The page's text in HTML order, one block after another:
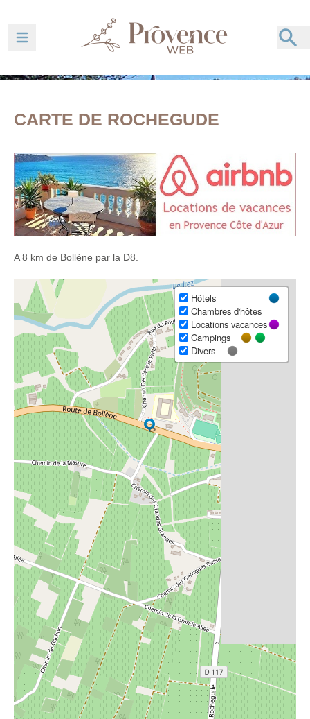
Ouvrir la barre de navigation
CARTE DE ROCHEGUDE
A 8 km de Bollène par la D8.
Hôtels
Chambres d'hôtes
Locations vacances
Campings
Divers